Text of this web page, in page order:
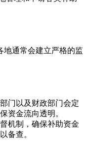
地通常会建立严格的监
门以及财政部门会定
资金流向透明。
机制，确保补助资金
备查。